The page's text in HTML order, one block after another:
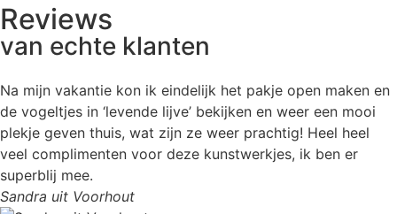
Reviews
van echte klanten
Na mijn vakantie kon ik eindelijk het pakje open maken en
de vogeltjes in ‘levende lijve’ bekijken en weer een mooi
plekje geven thuis, wat zijn ze weer prachtig! Heel heel
veel complimenten voor deze kunstwerkjes, ik ben er
superblij mee.
Sandra uit Voorhout